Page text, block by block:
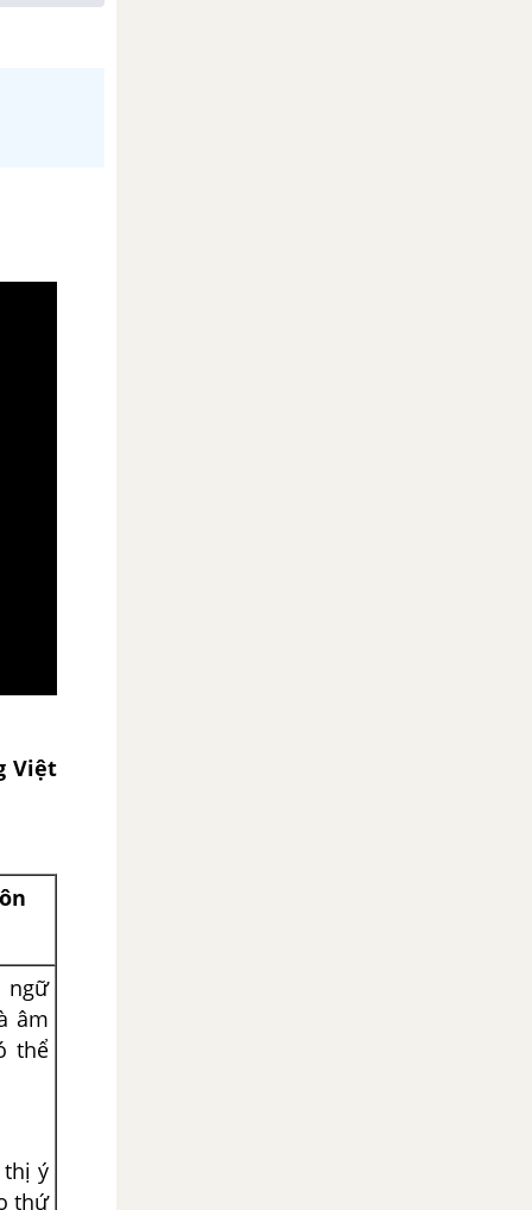
Việt
ngữ
âm
thể
thị ý
thứ